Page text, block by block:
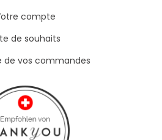
compte
de souhaits
de vos commandes